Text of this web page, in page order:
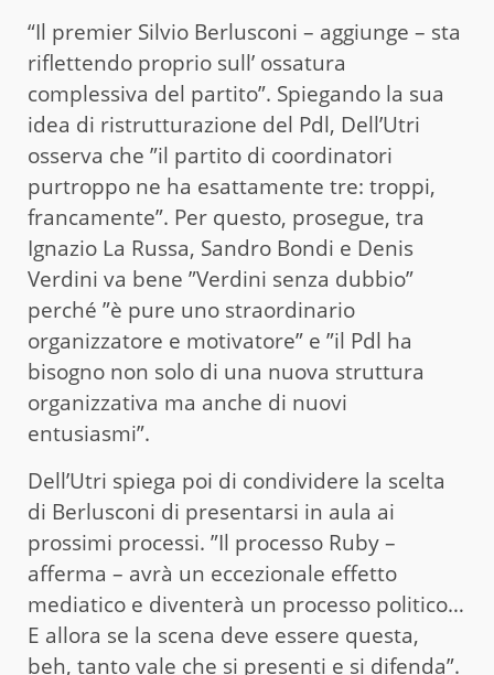
“Il premier Silvio Berlusconi – aggiunge – sta
riflettendo proprio sull’ ossatura
complessiva del partito”. Spiegando la sua
idea di ristrutturazione del Pdl, Dell’Utri
osserva che ”il partito di coordinatori
purtroppo ne ha esattamente tre: troppi,
francamente”. Per questo, prosegue, tra
Ignazio La Russa, Sandro Bondi e Denis
Verdini va bene ”Verdini senza dubbio”
perché ”è pure uno straordinario
organizzatore e motivatore” e ”il Pdl ha
bisogno non solo di una nuova struttura
organizzativa ma anche di nuovi
entusiasmi”.
Dell’Utri spiega poi di condividere la scelta
di Berlusconi di presentarsi in aula ai
prossimi processi. ”Il processo Ruby –
afferma – avrà un eccezionale effetto
mediatico e diventerà un processo politico…
E allora se la scena deve essere questa,
beh, tanto vale che si presenti e si difenda”.